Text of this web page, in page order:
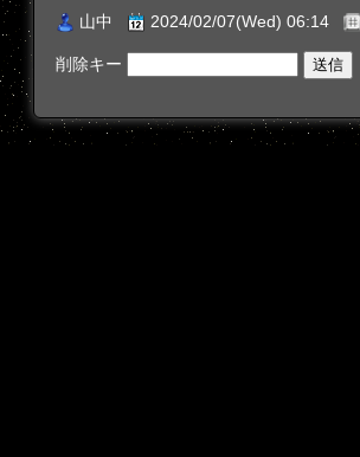
山中 2024/02/07(Wed) 06:14
削除キー